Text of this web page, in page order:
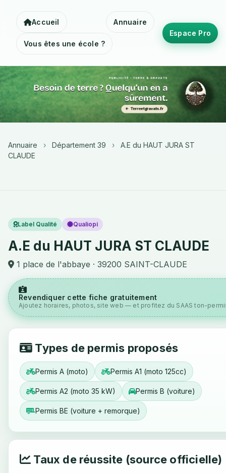
Accueil Annuaire
Vous êtes une école ?
Espace Pro
Annuaire › Département 39 ›
A.E du HAUT JURA ST
CLAUDE
Label Qualité Qualiopi
A.E du HAUT JURA ST CLAUDE
1 place de l'abbaye · 39200 SAINT-CLAUDE
Revendiquer cette fiche gratuitement
Ajoutez horaires, photos, site web — et profitez du SAAS ton-
Types de permis proposés
Permis A (moto) Permis A1 (moto 125cc)
Permis A2 (moto 35 kW) Permis B (voiture)
Permis BE (voiture + remorque)
Taux de réussite (source officielle)